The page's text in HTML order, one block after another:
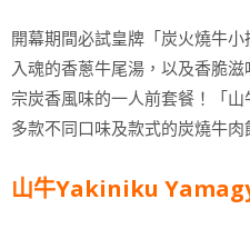
開幕期間必試皇牌「炭火燒牛
入魂的香蔥牛尾湯，以及香脆
宗炭香風味的一人前套餐！「山
多款不同口味及款式的炭燒牛肉
山牛Yakiniku